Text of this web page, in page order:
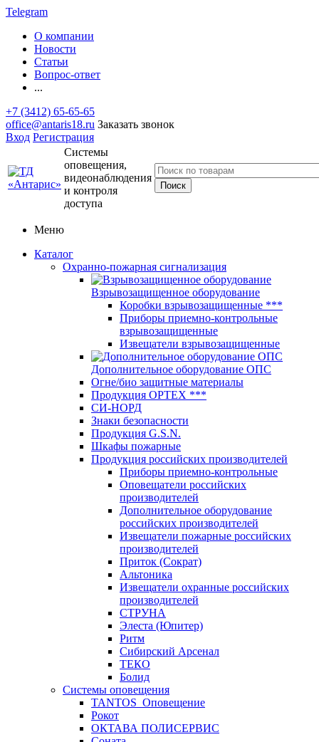
Telegram
О компании
Новости
Статьи
Вопрос-ответ
...
+7 (3412) 65-65-65
office@antaris18.ru Заказать звонок
Вход Регистрация
Системы
оповещения,
видеонаблюдения
и контроля
доступа
Меню
Каталог
Охранно-пожарная сигнализация
Взрывозащищенное оборудование
Коробки взрывозащищенные ***
Приборы приемно-контрольные
взрывозащищенные
Извещатели взрывозащищенные
Дополнительное оборудование ОПС
Огне/био защитные материалы
Продукция OPTEХ ***
СИ-НОРД
Знаки безопасности
Продукция G.S.N.
Шкафы пожарные
Продукция российских производителей
Приборы приемно-контрольные
Оповещатели российских
производителей
Дополнительное оборудование
российских производителей
Извещатели пожарные российских
производителей
Приток (Сократ)
Альтоника
Извещатели охранные российских
производителей
СТРУНА
Элеста (Юпитер)
Ритм
Сибирский Арсенал
ТЕКО
Болид
Системы оповещения
TANTOS_Оповещение
Рокот
ОКТАВА ПОЛИСЕРВИС